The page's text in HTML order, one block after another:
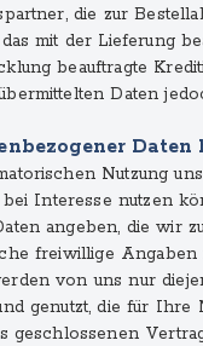
die zur
mit der Lieferung
beauftragte
Daten
Nutzung
bei Interesse nutzen
angeben, die wir
freiwillige
von uns nur
genutzt, die für Ihre
geschlossenen